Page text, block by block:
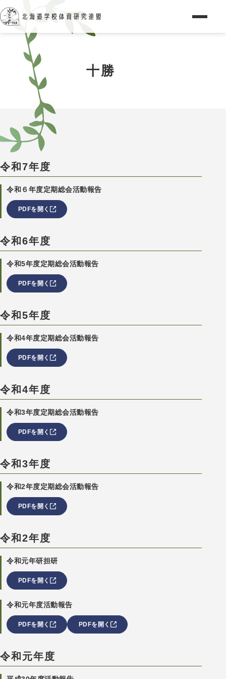
十勝
令和7年度
令和６年度定期総会活動報告
PDFを開く
令和6年度
令和5年度定期総会活動報告
PDFを開く
令和5年度
令和4年度定期総会活動報告
PDFを開く
令和4年度
令和3年度定期総会活動報告
PDFを開く
令和3年度
令和2年度定期総会活動報告
PDFを開く
令和2年度
令和元年研担研
PDFを開く
令和元年度活動報告
PDFを開く PDFを開く
令和元年度